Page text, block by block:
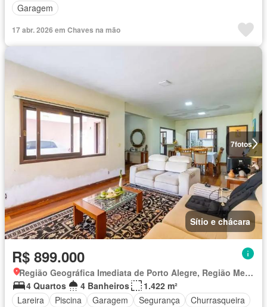
Garagem
17 abr. 2026 em Chaves na mão
7fotos
Sítio e chácara
R$ 899.000
Região Geográfica Imediata de Porto Alegre, Região Metropolitana de Porto Alegre
4 Quartos
4 Banheiros
1.422 m²
Lareira
Piscina Garagem Segurança
Churrasqueira